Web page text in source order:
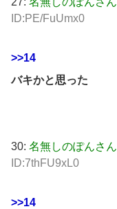
ID:PE/FuUmx0
>>14
バキかと思った
30: 名無しのぽんさん
ID:7thFU9xL0
>>14